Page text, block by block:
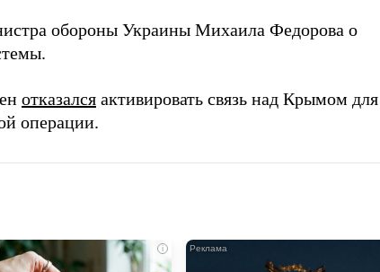
обороны Украины Михаила Федорова о
отказался активировать связь над Крымом для
операции.
i